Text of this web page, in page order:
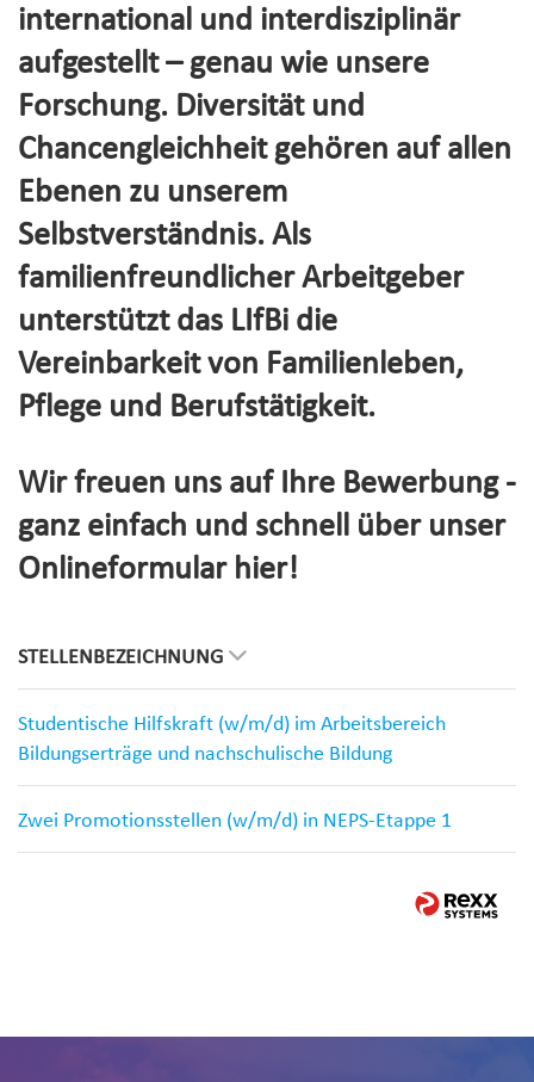
international und interdisziplinär
aufgestellt – genau wie unsere
Forschung. Diversität und
Chancengleichheit gehören auf allen
Ebenen zu unserem
Selbstverständnis. Als
familienfreundlicher Arbeitgeber
unterstützt das LIfBi die
Vereinbarkeit von Familienleben,
Pflege und Berufstätigkeit.
Wir freuen uns auf Ihre Bewerbung -
ganz einfach und schnell über unser
Onlineformular hier!
STELLENBEZEICHNUNG
Studentische Hilfskraft (w/m/d) im Arbeitsbereich
Bildungserträge und nachschulische Bildung
Zwei Promotionsstellen (w/m/d) in NEPS-Etappe 1